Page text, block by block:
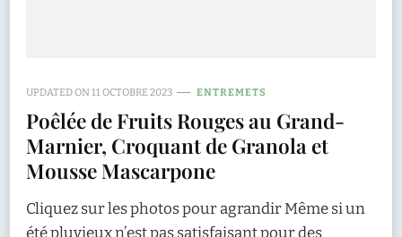
UPDATED ON11 OCTOBRE 2023 ENTREMETS
Poêlée de Fruits Rouges au Grand-
Marnier, Croquant de Granola et
Mousse Mascarpone
Cliquez sur les photos pour agrandir Même si un
été pluvieux n’est pas satisfaisant pour des